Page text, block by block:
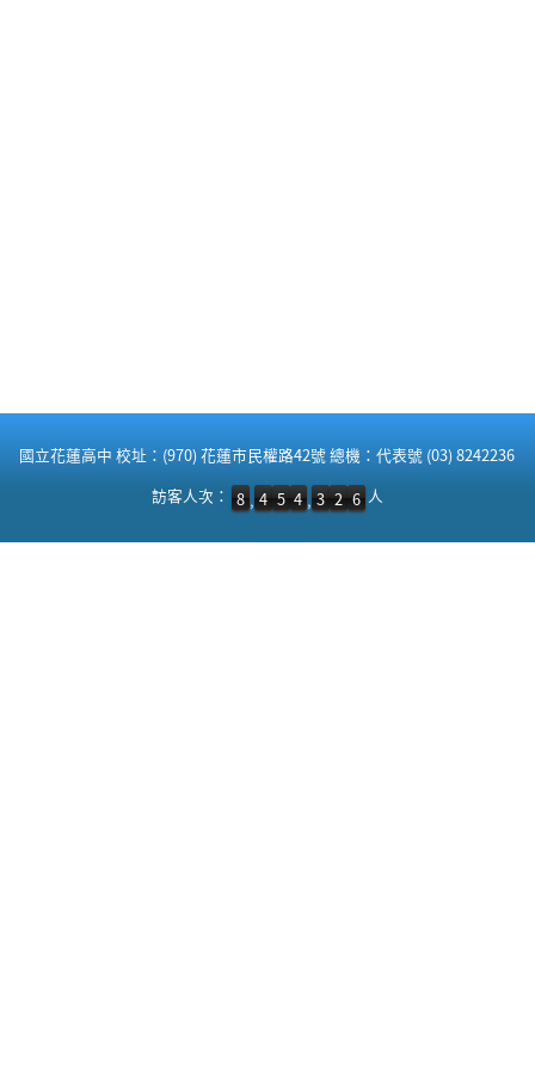
國立花蓮高中 校址：(970) 花蓮市民權路42號 總機：代表號 (03) 8242236
訪客人次：8,454,326 人
訪客人次： 8 , 4 5 4 , 3 2 6 人